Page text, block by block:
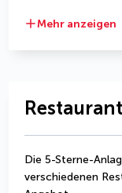
Mehr anzeigen
Die 5-Sterne-
verschiedenen